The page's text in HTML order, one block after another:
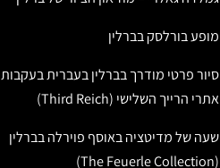
מופע בורלסק בברלין
סיור פרטי מודרך בברלין בעברית בעקבות
אתרי הרייך השלישי (Third Reich)
שעה של מדיטציה באוסף פוירלה בברלין
(The Feuerle Collection)